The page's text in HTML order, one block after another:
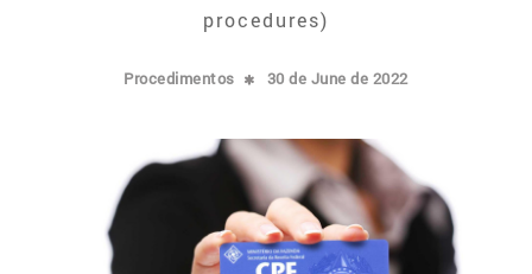
procedures)
Procedimentos 30 de June de 2022